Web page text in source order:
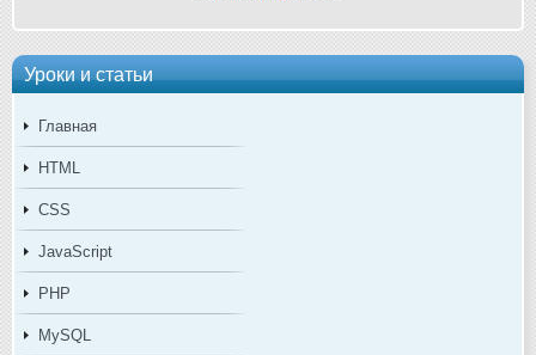
Уроки и статьи
Главная
HTML
CSS
JavaScript
PHP
MySQL